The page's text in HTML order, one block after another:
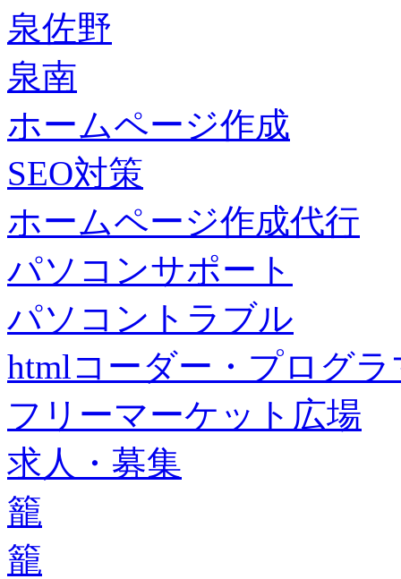
泉佐野
泉南
ホームページ作成
SEO対策
ホームページ作成代行
パソコンサポート
パソコントラブル
htmlコーダー・プログラ
フリーマーケット広場
求人・募集
籠
籠